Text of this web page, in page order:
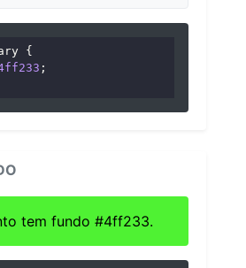
{
;
tem fundo #4ff233.